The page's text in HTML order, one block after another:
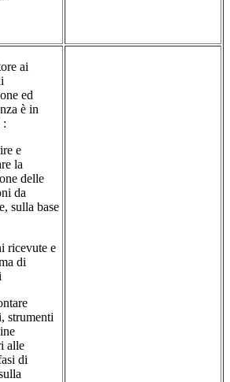
ai
ed
è in
:
e
la
delle
da
sulla base
ricevute e
di
strumenti
alle
di